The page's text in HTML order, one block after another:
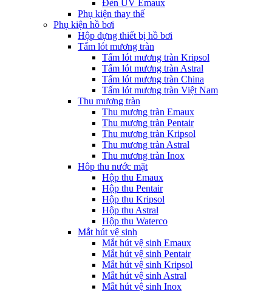
Đèn UV Emaux
Phụ kiện thay thế
Phụ kiện hồ bơi
Hộp đựng thiết bị hồ bơi
Tấm lót mương tràn
Tấm lót mương tràn Kripsol
Tấm lót mương tràn Astral
Tấm lót mương tràn China
Tấm lót mương tràn Việt Nam
Thu mương tràn
Thu mương tràn Emaux
Thu mương tràn Pentair
Thu mương tràn Kripsol
Thu mương tràn Astral
Thu mương tràn Inox
Hôp thu nước mặt
Hộp thu Emaux
Hộp thu Pentair
Hộp thu Kripsol
Hộp thu Astral
Hộp thu Waterco
Mắt hút vệ sinh
Mắt hút vệ sinh Emaux
Mắt hút vệ sinh Pentair
Mắt hút vệ sinh Kripsol
Mắt hút vệ sinh Astral
Mắt hút vệ sinh Inox